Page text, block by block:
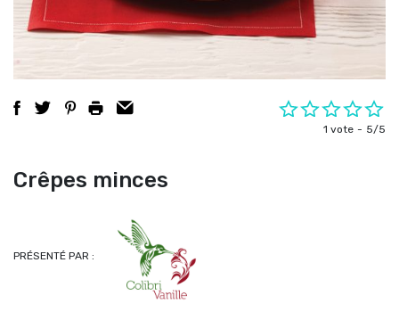
1 vote 5/5
Crêpes minces
PRÉSENTÉ PAR :